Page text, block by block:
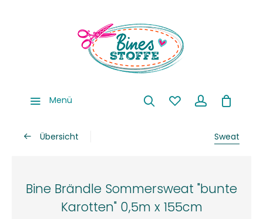
Menü
Übersicht Sweat
Bine Brändle Sommersweat "bunte
Karotten" 0,5m x 155cm